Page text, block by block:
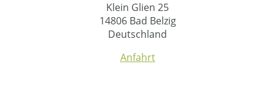
Klein Glien 25
14806 Bad Belzig
Deutschland
Anfahrt